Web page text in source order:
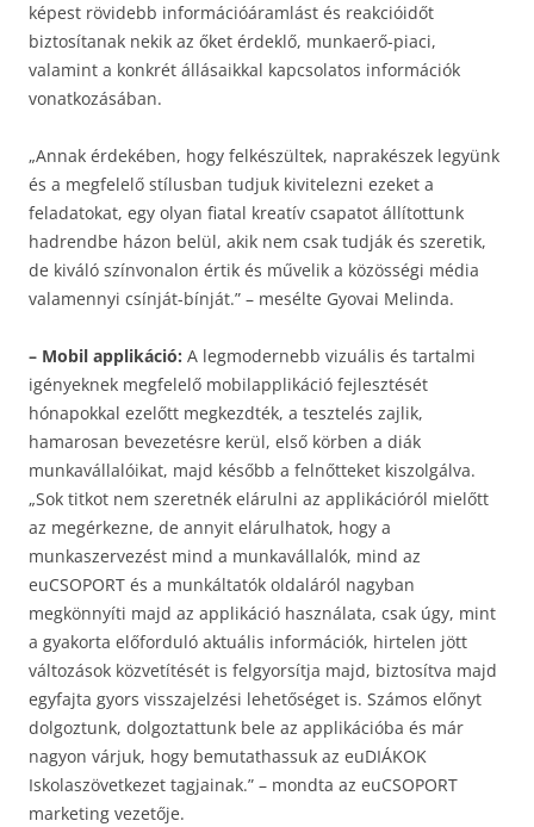
képest rövidebb információáramlást és reakcióidőt
biztosítanak nekik az őket érdeklő, munkaerő-piaci,
valamint a konkrét állásaikkal kapcsolatos információk
vonatkozásában.
„Annak érdekében, hogy felkészültek, naprakészek legyünk
és a megfelelő stílusban tudjuk kivitelezni ezeket a
feladatokat, egy olyan fiatal kreatív csapatot állítottunk
hadrendbe házon belül, akik nem csak tudják és szeretik,
de kiváló színvonalon értik és művelik a közösségi média
valamennyi csínját-bínját.” – mesélte Gyovai Melinda.
– Mobil applikáció: A legmodernebb vizuális és tartalmi
igényeknek megfelelő mobilapplikáció fejlesztését
hónapokkal ezelőtt megkezdték, a tesztelés zajlik,
hamarosan bevezetésre kerül, első körben a diák
munkavállalóikat, majd később a felnőtteket kiszolgálva.
„Sok titkot nem szeretnék elárulni az applikációról mielőtt
az megérkezne, de annyit elárulhatok, hogy a
munkaszervezést mind a munkavállalók, mind az
euCSOPORT és a munkáltatók oldaláról nagyban
megkönnyíti majd az applikáció használata, csak úgy, mint
a gyakorta előforduló aktuális információk, hirtelen jött
változások közvetítését is felgyorsítja majd, biztosítva majd
egyfajta gyors visszajelzési lehetőséget is. Számos előnyt
dolgoztunk, dolgoztattunk bele az applikációba és már
nagyon várjuk, hogy bemutathassuk az euDIÁKOK
Iskolaszövetkezet tagjainak.” – mondta az euCSOPORT
marketing vezetője.